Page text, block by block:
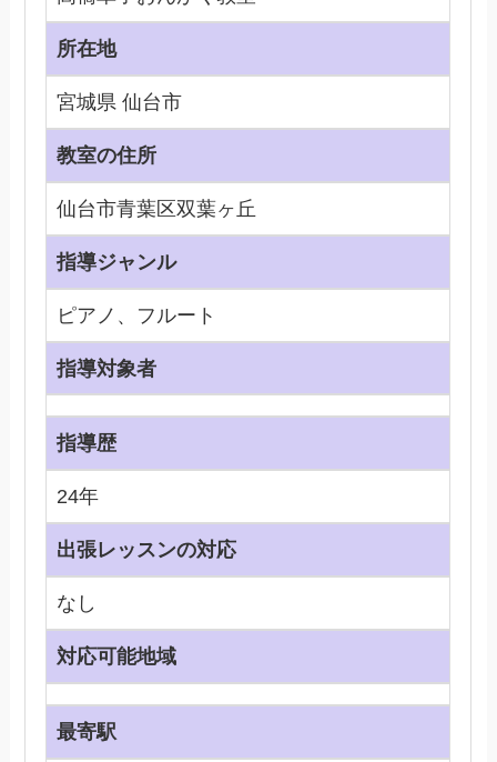
所在地
宮城県 仙台市
教室の住所
仙台市青葉区双葉ヶ丘
指導ジャンル
ピアノ、フルート
指導対象者
指導歴
24年
出張レッスンの対応
なし
対応可能地域
最寄駅